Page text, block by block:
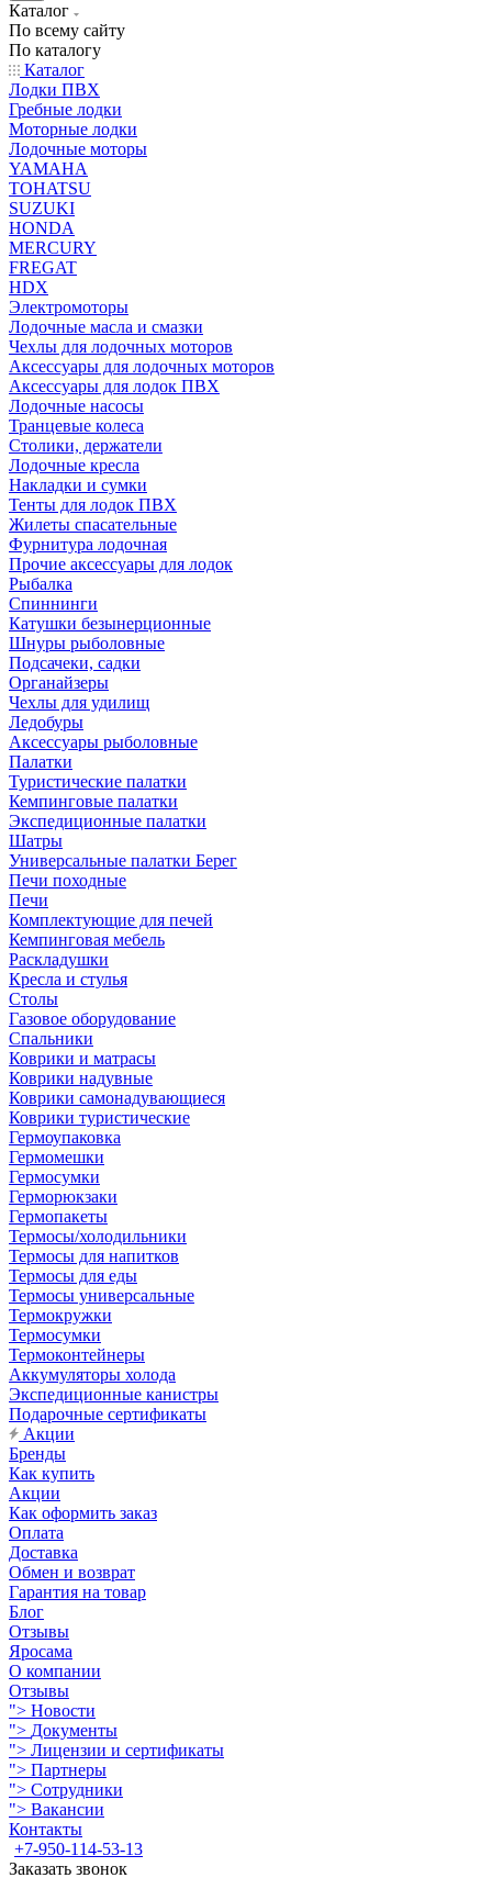
Каталог
По всему сайту
По каталогу
Каталог
Лодки ПВХ
Гребные лодки
Моторные лодки
Лодочные моторы
YAMAHA
TOHATSU
SUZUKI
HONDA
MERCURY
FREGAT
HDX
Электромоторы
Лодочные масла и смазки
Чехлы для лодочных моторов
Аксессуары для лодочных моторов
Аксессуары для лодок ПВХ
Лодочные насосы
Транцевые колеса
Столики, держатели
Лодочные кресла
Накладки и сумки
Тенты для лодок ПВХ
Жилеты спасательные
Фурнитура лодочная
Прочие аксессуары для лодок
Рыбалка
Спиннинги
Катушки безынерционные
Шнуры рыболовные
Подсачеки, садки
Органайзеры
Чехлы для удилищ
Ледобуры
Аксессуары рыболовные
Палатки
Туристические палатки
Кемпинговые палатки
Экспедиционные палатки
Шатры
Универсальные палатки Берег
Печи походные
Печи
Комплектующие для печей
Кемпинговая мебель
Раскладушки
Кресла и стулья
Столы
Газовое оборудование
Спальники
Коврики и матрасы
Коврики надувные
Коврики самонадувающиеся
Коврики туристические
Гермоупаковка
Гермомешки
Гермосумки
Герморюкзаки
Гермопакеты
Термосы/холодильники
Термосы для напитков
Термосы для еды
Термосы универсальные
Термокружки
Термосумки
Термоконтейнеры
Аккумуляторы холода
Экспедиционные канистры
Подарочные сертификаты
Акции
Бренды
Как купить
Акции
Как оформить заказ
Оплата
Доставка
Обмен и возврат
Гарантия на товар
Блог
Отзывы
Яросама
О компании
Отзывы
"> Новости
"> Документы
"> Лицензии и сертификаты
"> Партнеры
"> Сотрудники
"> Вакансии
Контакты
+7-950-114-53-13
Заказать звонок